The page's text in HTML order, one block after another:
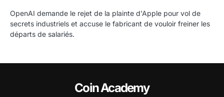
OpenAI demande le rejet de la plainte d'Apple pour vol de
secrets industriels et accuse le fabricant de vouloir freiner les
départs de salariés.
Coin Academy